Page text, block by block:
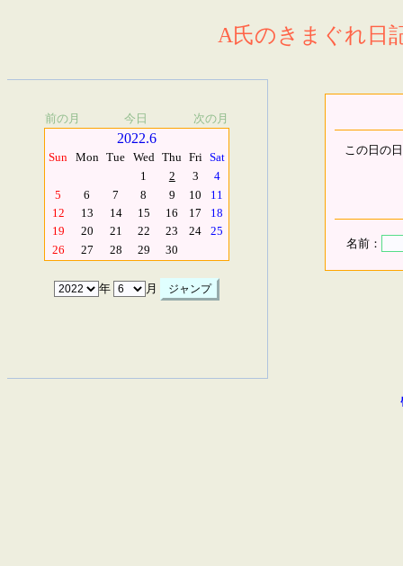
A氏のきまぐれ日
前の月 今日 次の月
2022.6
Sun Mon Tue Wed Thu Fri Sat
1
2 3
4
5
6 7 8 9 10
11
12
13 14 15 16 17
18
19
20 21 22 23 24
25
26
27 28 29 30
年 月
この日の
名前：